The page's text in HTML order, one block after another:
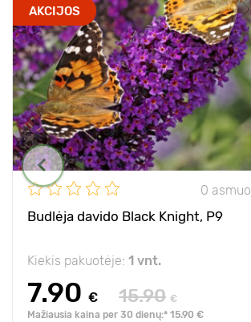
AKCIJOS
0 asmuo
Budlėja davido Black Knight, P9
Kiekis pakuotėje: 1 vnt.
7.90 € 15.90 €
Mažiausia kaina per 30 dienų:* 15.90 €